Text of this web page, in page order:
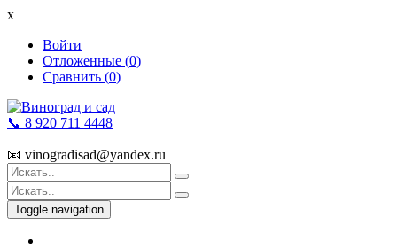
x
Войти
Отложенные (0)
Сравнить (0)
📞 8 920 711 4448
📧 vinogradisad@yandex.ru
Toggle navigation